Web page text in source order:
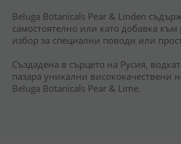
Beluga Botanicals Pear & Linden
самостоятелно или като добавка
избор за специални поводи или
Създадена в сърцето на Русия,
пазара уникални висококачествени
Beluga Botanicals Pear & Lime.